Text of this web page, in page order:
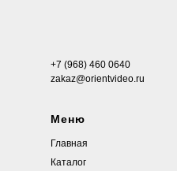
+7 (968) 460 0640
zakaz@orientvideo.ru
Меню
Главная
Каталог